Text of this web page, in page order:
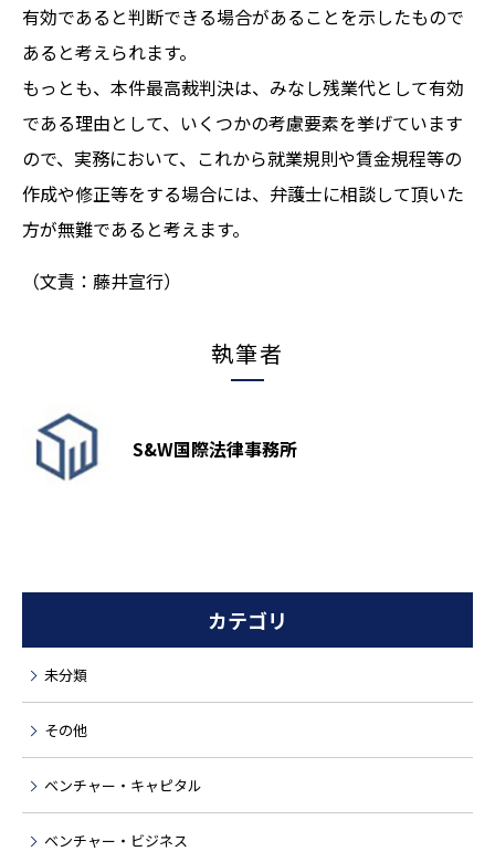
有効であると判断できる場合があることを示したもので
あると考えられます。
もっとも、本件最高裁判決は、みなし残業代として有効
である理由として、いくつかの考慮要素を挙げています
ので、実務において、これから就業規則や賃金規程等の
作成や修正等をする場合には、弁護士に相談して頂いた
方が無難であると考えます。
（文責：藤井宣行）
執筆者
S&W国際法律事務所
カテゴリ
未分類
その他
ベンチャー・キャピタル
ベンチャー・ビジネス